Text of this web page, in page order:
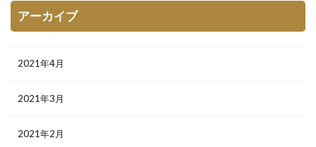
アーカイブ
2021年4月
2021年3月
2021年2月